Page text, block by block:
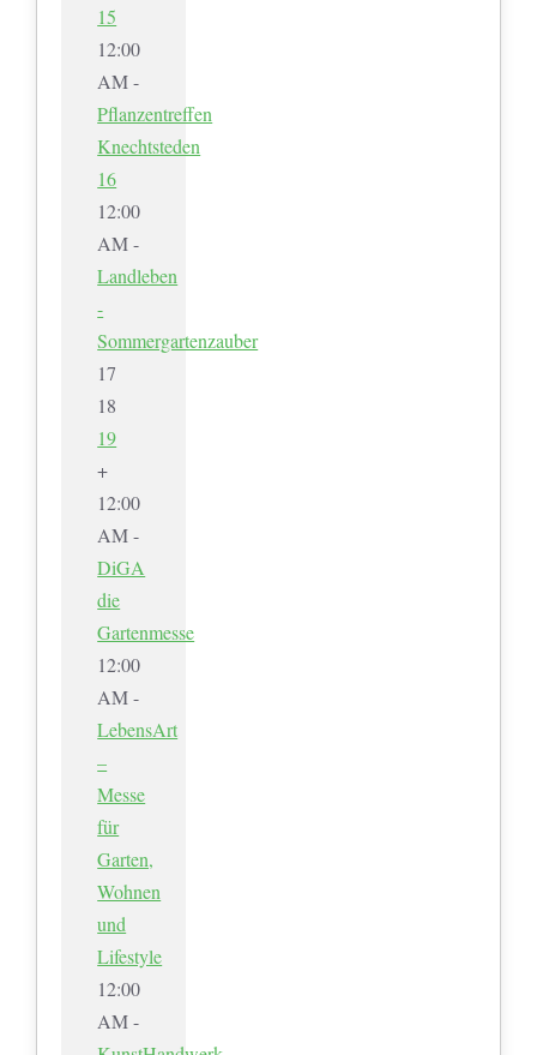
15
12:00
AM -
Pflanzentreffen
Knechtsteden
16
12:00
AM -
Landleben
-
Sommergartenzauber
17
18
19
+
12:00
AM -
DiGA
die
Gartenmesse
12:00
AM -
LebensArt
–
Messe
für
Garten,
Wohnen
und
Lifestyle
12:00
AM -